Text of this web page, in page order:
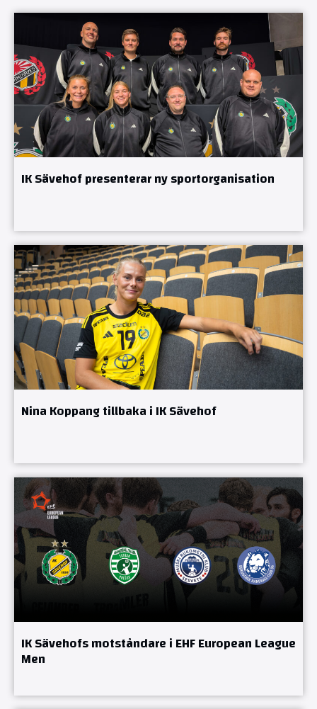
IK Sävehof presenterar ny sportorganisation
Nina Koppang tillbaka i IK Sävehof
IK Sävehofs motståndare i EHF European League
Men